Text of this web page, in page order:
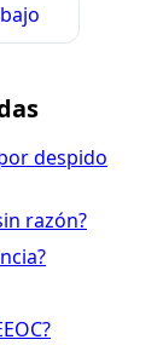
despido
razón?